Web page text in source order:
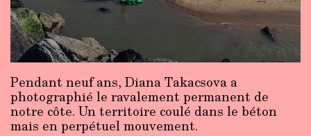
Pendant neuf ans, Diana Takacsova a
photographié le ravalement permanent de
notre côte. Un territoire coulé dans le béton
mais en perpétuel mouvement.